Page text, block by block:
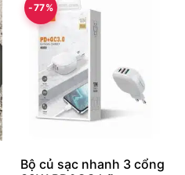
-77%
Bộ củ sạc nhanh 3 cổng